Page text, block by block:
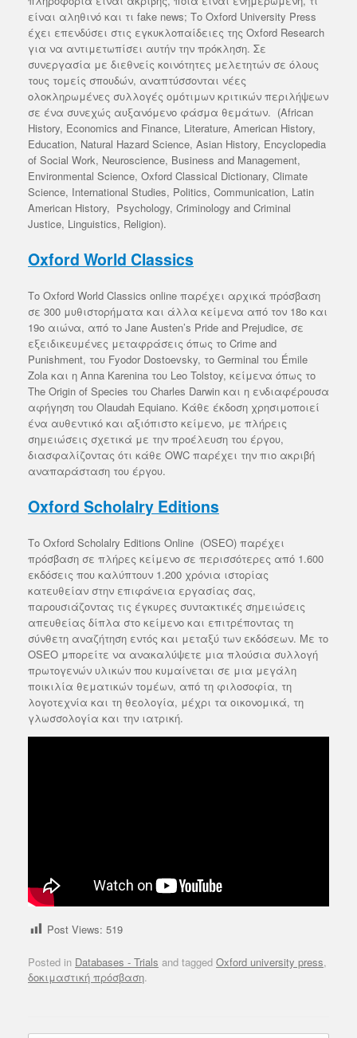
είναι αληθινό και τι fake news; Το Oxford University Press
έχει επενδύσει στις εγκυκλοπαίδειες της Oxford Research
για να αντιμετωπίσει αυτήν την πρόκληση. Σε
συνεργασία με διεθνείς κοινότητες μελετητών σε όλους
τους τομείς σπουδών, αναπτύσσονται νέες
ολοκληρωμένες συλλογές ομότιμων κριτικών περιλήψεων
σε ένα συνεχώς αυξανόμενο φάσμα θεμάτων. (African
History, Εconomics and Finance, Literature, American History,
Education, Natural Hazard Science, Asian History, Encyclopedia
of Social Work, Neuroscience, Business and Management,
Environmental Science, Oxford Classical Dictionary, Climate
Science, International Studies, Politics, Communication, Latin
American History, Psychology, Criminology and Criminal
Justice, Linguistics, Religion).
Oxford World Classics
Το Oxford World Classics online παρέχει αρχικά πρόσβαση
σε 300 μυθιστορήματα και άλλα κείμενα από τον 18ο και
19ο αιώνα, από το Jane Austen’s Pride and Prejudice, σε
εξειδικευμένες μεταφράσεις όπως το Crime and
Punishment, του Fyodor Dostoevsky, το Germinal του Émile
Zola και η Anna Karenina του Leo Tolstoy, κείμενα όπως το
The Origin of Species του Charles Darwin και η ενδιαφέρουσα
αφήγηση του Olaudah Equiano. Κάθε έκδοση χρησιμοποιεί
ένα αυθεντικό και αξιόπιστο κείμενο, με πλήρεις
σημειώσεις σχετικά με την προέλευση του έργου,
διασφαλίζοντας ότι κάθε OWC παρέχει την πιο ακριβή
αναπαράσταση του έργου.
Oxford Scholalry Editions
Το Oxford Scholalry Editions Online (OSEO) παρέχει
πρόσβαση σε πλήρες κείμενο σε περισσότερες από 1.600
εκδόσεις που καλύπτουν 1.200 χρόνια ιστορίας
κατευθείαν στην επιφάνεια εργασίας σας,
παρουσιάζοντας τις έγκυρες συντακτικές σημειώσεις
απευθείας δίπλα στο κείμενο και επιτρέποντας τη
σύνθετη αναζήτηση εντός και μεταξύ των εκδόσεων. Με το
OSEO μπορείτε να ανακαλύψετε μια πλούσια συλλογή
πρωτογενών υλικών που κυμαίνεται σε μια μεγάλη
ποικιλία θεματικών τομέων, από τη φιλοσοφία, τη
λογοτεχνία και τη θεολογία, μέχρι τα οικονομικά, τη
γλωσσολογία και την ιατρική.
Post Views: 519
Posted in Databases - Trials and tagged Oxford university press,
δοκιμαστική πρόσβαση.